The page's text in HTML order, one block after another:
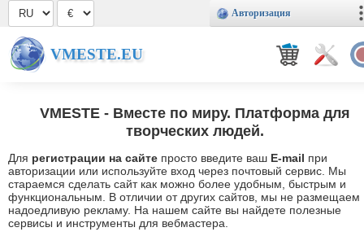
Авторизация
VMESTE.EU
VMESTE - Вместе по миру. Платформа для
творческих людей.
Для регистрации на сайте просто введите ваш E-mail при
авторизации или используйте вход через почтовый сервис. Мы
стараемся сделать сайт как можно более удобным, быстрым и
функциональным. В отличии от других сайтов, мы не размещаем
надоедливую рекламу. На нашем сайте вы найдете полезные
сервисы и инструменты для вебмастера.